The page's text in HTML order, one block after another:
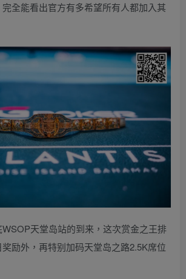
全能看出官方有多希望所有人都加入其
天堂岛站的到来，这次赏金之王排
励外，再特别加码天堂岛之路2.5K席位